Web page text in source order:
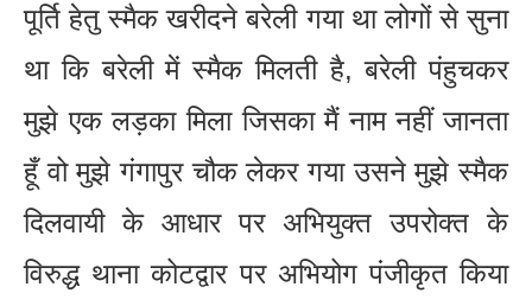
पूर्ति हेतु स्मैक खरीदने बरेली गया था लोगों से सुना
था कि बरेली में स्मैक मिलती है, बरेली पंहुचकर
मुझे एक लड़का मिला जिसका मैं नाम नहीं जानता
हूँ वो मुझे गंगापुर चौक लेकर गया उसने मुझे स्मैक
दिलवायी के आधार पर अभियुक्त उपरोक्त के
विरुद्ध थाना कोटद्वार पर अभियोग पंजीकृत किया